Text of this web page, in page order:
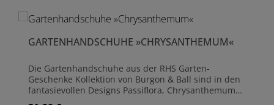
GARTENHANDSCHUHE »CHRYSANTHEMUM«
Die Gartenhandschuhe aus der RHS Garten-
Geschenke Kollektion von Burgon & Ball sind in den
fantasievollen Designs Passiflora, Chrysanthemum
und Flora & Fauna erhältlich. Weich, robust und